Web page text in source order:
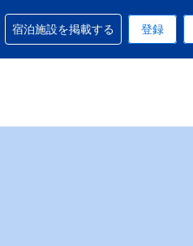
中の表示通貨はUSドルです
在選択中の言語は日本語です
に関するサポートを受けられ
宿泊施設を掲載する 登録